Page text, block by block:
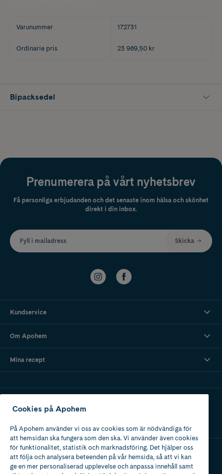
Varunummer 172731
Ordinarie pris 23 989,50 kr
Bipacksedel
Prenumerera på vårt nyhetsbrev
Få personliga erbjudanden och det senaste inom hälsa och skönhet
direkt i din inbox.
Fyll i mailadress Skicka
Kundservice
Om Apohem
Mina recept
Apotek med tillstånd
av Läkemedelsverket
Cookies på Apohem
På Apohem använder vi oss av cookies som är nödvändiga för
att hemsidan ska fungera som den ska. Vi använder även cookies
för funktionalitet, statistik och marknadsföring. Det hjälper oss
att följa och analysera beteenden på vår hemsida, så att vi kan
ge en mer personaliserad upplevelse och anpassa innehåll samt